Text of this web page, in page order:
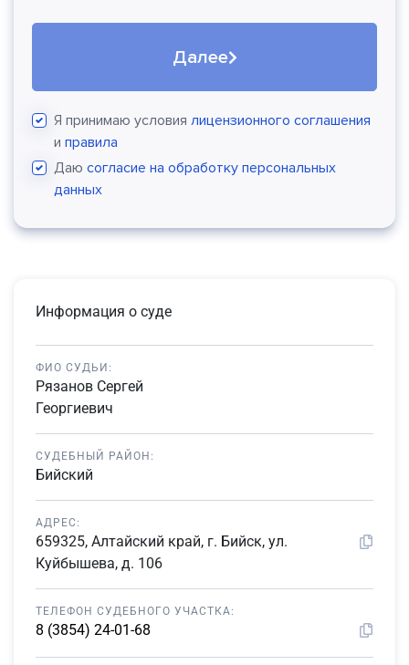
Далее
Я принимаю условия лицензионного соглашения
и правила
Даю согласие на обработку персональных
данных
Информация о суде
ФИО СУДЬИ:
Рязанов Сергей
Георгиевич
СУДЕБНЫЙ РАЙОН:
Бийский
АДРЕС:
659325, Алтайский край, г. Бийск, ул.
Куйбышева, д. 106
ТЕЛЕФОН СУДЕБНОГО УЧАСТКА:
8 (3854) 24-01-68